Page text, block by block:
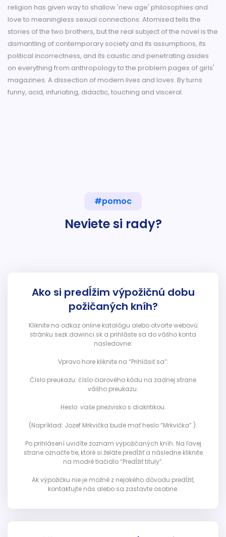
religion has given way to shallow 'new age' philosophies and
love to meaningless sexual connections. Atomised tells the
stories of the two brothers, but the real subject of the novel is the
dismantling of contemporary society and its assumptions, its
political incorrectness, and its caustic and penetrating asides
on everything from anthropology to the problem pages of girls'
magazines. A dissection of modern lives and loves. By turns
funny, acid, infuriating, didactic, touching and visceral.
#pomoc
Neviete si rady?
Ako si predĺžim výpožičnú dobu
požičaných kníh?
Kliknite na odkaz online katalógu alebo otvorte webovú
stránku sezk.dawinci.sk a prihláste sa do vášho konta
nasledovne:
Vpravo hore kliknite na “Prihlásiť sa”:
Číslo preukazu: číslo čiarového kódu na zadnej strane
vášho preukazu.
Heslo: vaše priezvisko s diakritikou.
(Napríklad: Jozef Mrkvička bude mať heslo “Mrkvička”.).
Po prihlásení uvidíte zoznam vypožičaných kníh. Na ľavej
strane označte tie, ktoré si želáte predĺžiť a následne kliknite
na modré tlačidlo “Predĺžiť tituly”.
Ak výpožičku nie je možné z nejakého dôvodu predĺžiť,
kontaktujte nás alebo sa zastavte osobne.